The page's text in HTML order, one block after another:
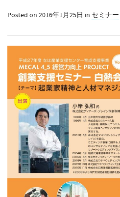
Posted on 2016年1月25日 in セミナー